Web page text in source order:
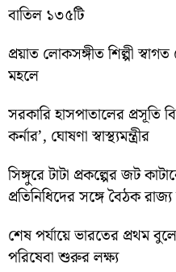
বাতিল ১৩৫টি
প্রয়াত লোকসঙ্গীত শিল্পী
মহলে
সরকারি হাসপাতালের প্রসূতি
কর্নার’, ঘোষণা স্বাস্থ্যমন্ত্রীর
সিঙ্গুরে টাটা প্রকল্পের জট
প্রতিনিধিদের সঙ্গে বৈঠক
শেষ পর্যায়ে ভারতের প্রথম
পরিষেবা শুরুর লক্ষ্য